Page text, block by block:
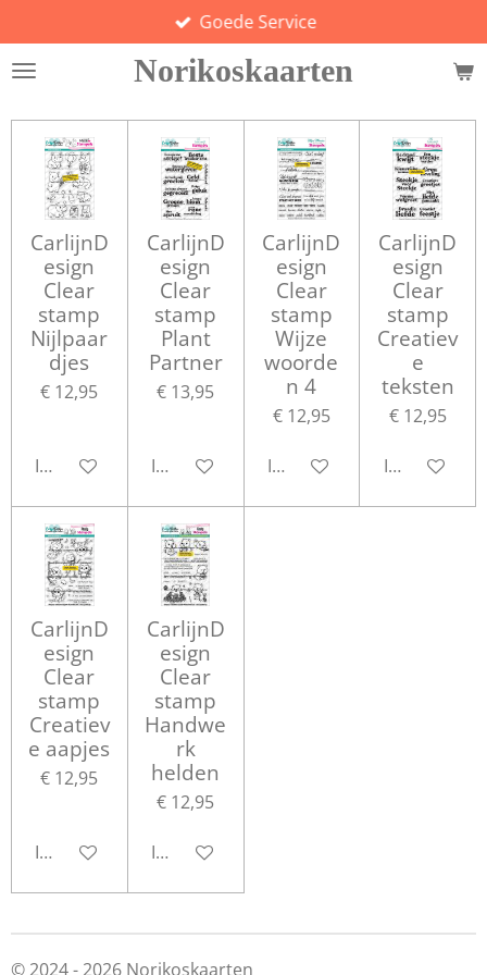
direct
naar
hoofdinhoud
Norikoskaarten
Goede Service
CarlijnD
esign
Clear
stamp
Nijlpaar
djes
€ 12,95
In winkelwagen
CarlijnD
esign
Clear
stamp
Plant
Partner
€ 13,95
In winkelwagen
CarlijnD
esign
Clear
stamp
Wijze
woorde
n 4
€ 12,95
In winkelwagen
CarlijnD
esign
Clear
stamp
Creatiev
e
teksten
€ 12,95
In
CarlijnD
esign
Clear
stamp
Creatiev
e aapjes
€ 12,95
In winkelwagen
CarlijnD
esign
Clear
stamp
Handwe
rk
helden
€ 12,95
In winkelwagen
© 2024 - 2026 Norikoskaarten